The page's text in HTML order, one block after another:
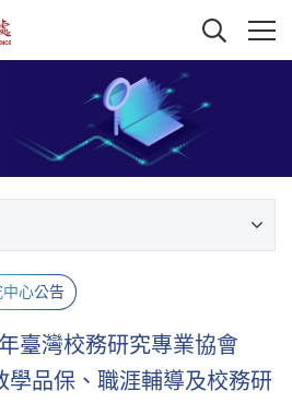
心公告
臺灣校務研究專業協會
學品保、職涯輔導及校務研